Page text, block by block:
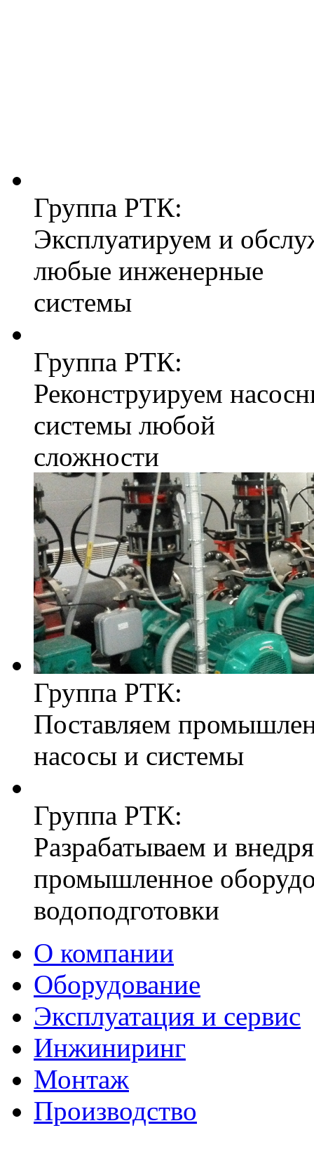
Группа РТК:
Эксплуатируем и
любые инженерные
системы
Группа РТК:
Реконструируем
системы любой
сложности
Группа РТК:
Поставляем
насосы и системы
Группа РТК:
Разрабатываем и
промышленное
водоподготовки
О компании
Оборудование
Эксплуатация и сервис
Инжиниринг
Монтаж
Производство